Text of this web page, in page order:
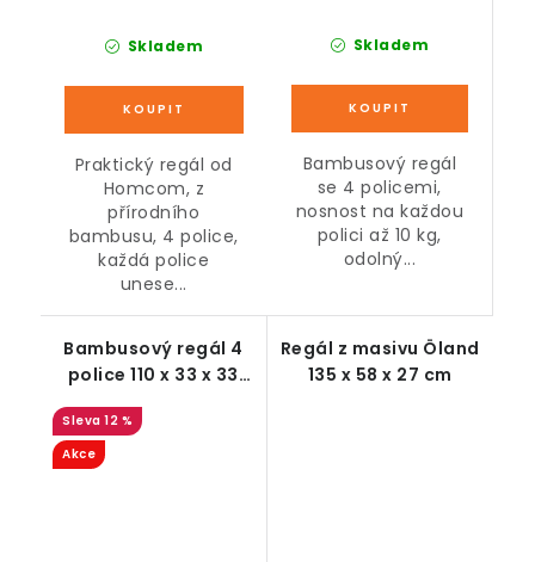
Skladem
Praktický regál od
Homcom, z
přírodního
bambusu, 4 police,
každá police
unese...
Skladem
Bambusový regál
se 4 policemi,
nosnost na každou
polici až 10 kg,
odolný...
Bambusový regál 4
police 110 x 33 x 33
12 %
Akce
Regál z masivu Öland
135 x 58 x 27 cm